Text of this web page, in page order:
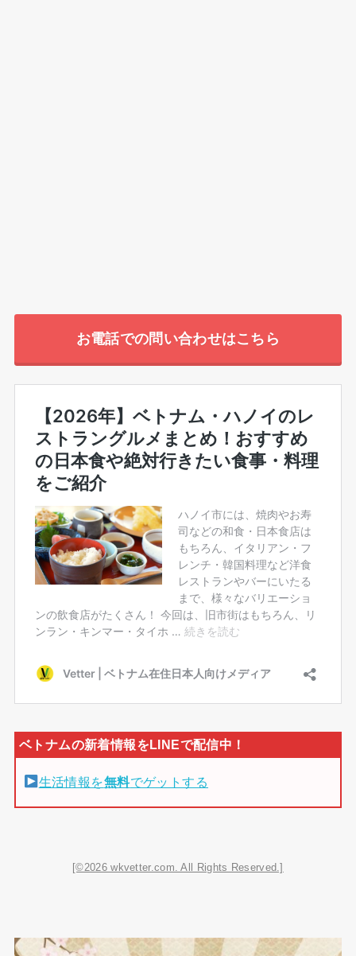
お電話での問い合わせはこちら
生活情報を無料でゲットする
[©2026 wkvetter.com. All Rights Reserved.]